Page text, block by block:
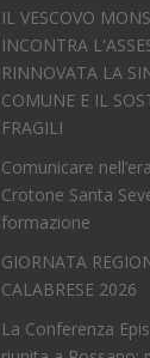
IL VESCOVO
INCONTRA
RINNOVATA LA
COMUNE E IL
FRAGILI
Comunicare
Crotone Santa
formazione
GIORNATA
CALABRESE 2026
La Conferenza